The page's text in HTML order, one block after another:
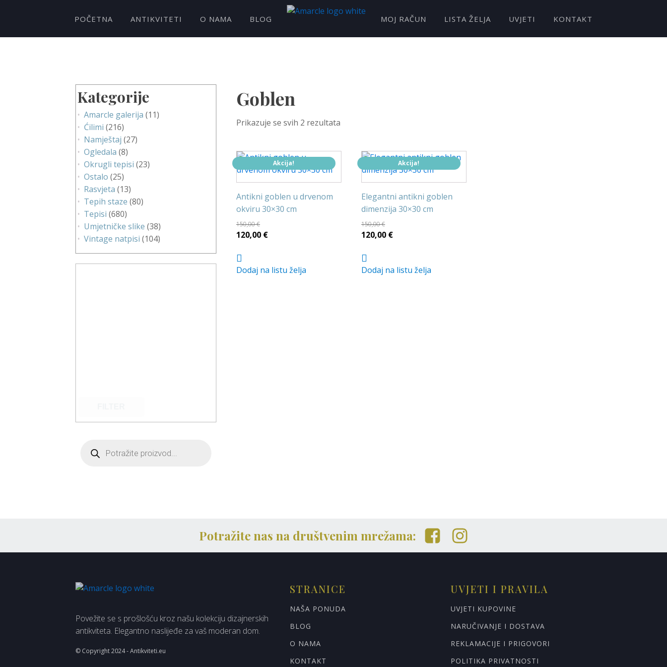
POČETNA ANTIKVITETI O NAMA BLOG MOJ RAČUN LISTA ŽELJA UVJETI KONTAKT
Kategorije
Amarcle galerija (11)
Ćilimi (216)
Namještaj (27)
Ogledala (8)
Okrugli tepisi (23)
Ostalo (25)
Rasvjeta (13)
Tepih staze (80)
Tepisi (680)
Umjetničke slike (38)
Vintage natpisi (104)
Goblen
Prikazuje se svih 2 rezultata
Akcija!
Antikni goblen u drvenom
okviru 30×30 cm
150,00€
Izvorna
bila
je:
120,00 €Trenutna
120,00 €.
Dodaj na listu želja
Akcija!
Elegantni antikni goblen
dimenzija 30×30 cm
150,00€
Izvorna
bila
je:
120,00 €Trenutna
120,00 €.
Dodaj na listu želja
Potražite nas na društvenim mrežama:
Povežite se s prošlošću kroz našu kolekciju dizajnerskih
antikviteta. Elegantno naslijeđe za vaš moderan dom.
© Copyright 2024 - Antikviteti.eu
STRANICE
NAŠA PONUDA
BLOG
O NAMA
KONTAKT
UVJETI I PRAVILA
UVJETI KUPOVINE
NARUČIVANJE I DOSTAVA
REKLAMACIJE I PRIGOVORI
POLITIKA PRIVATNOSTI